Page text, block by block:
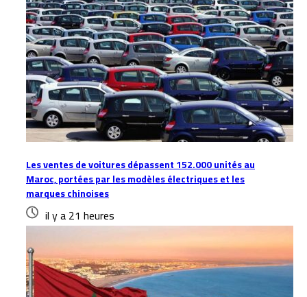
Les ventes de voitures dépassent 152.000 unités au
Maroc, portées par les modèles électriques et les
marques chinoises
il y a 21 heures